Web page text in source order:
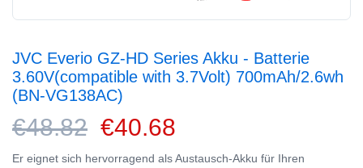
JVC Everio GZ-HD Series Akku - Batterie
3.60V(compatible with 3.7Volt) 700mAh/2.6wh
(BN-VG138AC)
€48.82 €40.68
Er eignet sich hervorragend als Austausch-Akku für Ihren